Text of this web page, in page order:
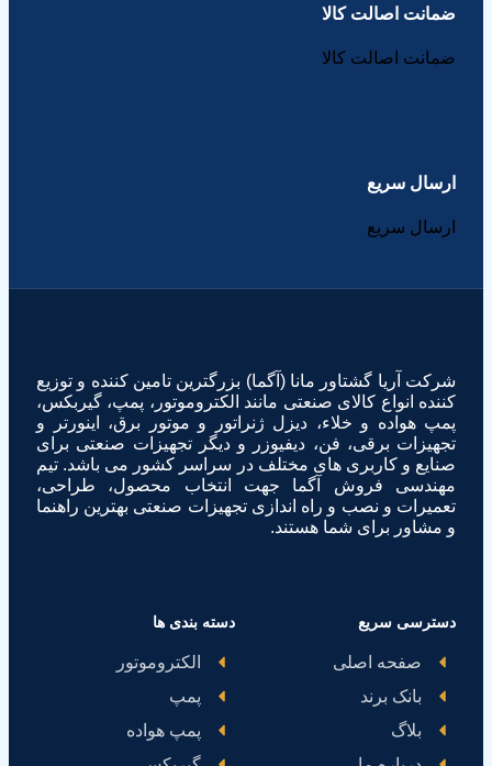
ضمانت اصالت کالا
ضمانت اصالت کالا
ارسال سریع
ارسال سریع
شرکت آریا گشتاور مانا (آگما) بزرگترین تامین کننده و توزیع
کننده انواع کالای صنعتی مانند الکتروموتور، پمپ، گیربکس،
پمپ هواده و خلاء، دیزل ژنراتور و موتور برق، اینورتر و
تجهیزات برقی، فن، دیفیوزر و دیگر تجهیزات صنعتی برای
صنایع و کاربری های مختلف در سراسر کشور می باشد. تیم
مهندسی فروش آگما جهت انتخاب محصول، طراحی،
تعمیرات و نصب و راه اندازی تجهیزات صنعتی بهترین راهنما
و مشاور برای شما هستند.
دسترسی سریع
صفحه اصلی
بانک برند
بلاگ
دسته بندی ها
الکتروموتور
پمپ
پمپ هواده